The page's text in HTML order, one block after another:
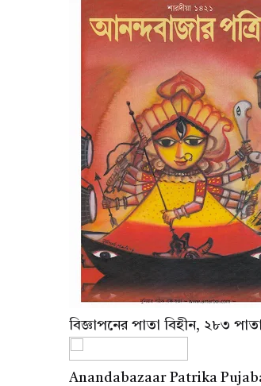
বিজ্ঞাপনের পাতা বিহীন, ২৮৩
Anandabazaar Patrika